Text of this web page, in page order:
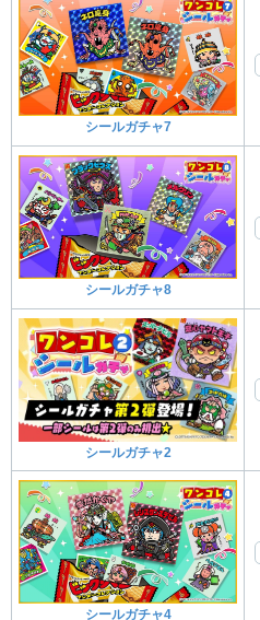
シールガチャ7
シールガチャ8
シールガチャ2
シールガチャ4